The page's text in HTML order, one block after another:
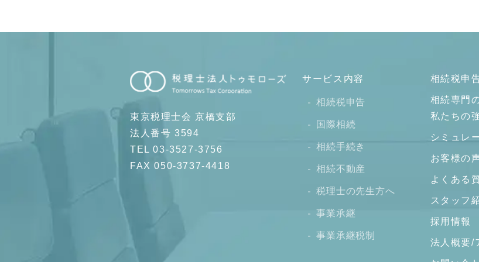
東京税理士会 京橋支部
法人番号 3594
TEL 03-3527-3756
FAX 050-3737-4418
サービス内容
相続税申告
国際相続
相続手続き
相続不動産
税理士の先生方へ
事業承継
事業承継税制
相続税申
相続専門
私たちの
シミュレ
お客様の
よくある
スタッフ
採用情報
法人概要/